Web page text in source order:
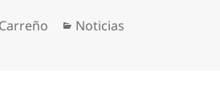
Categorías
Noticias